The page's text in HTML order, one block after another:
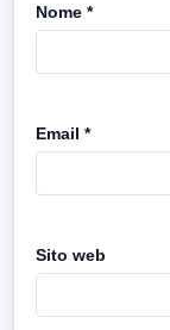
Nome *
Email *
Sito web